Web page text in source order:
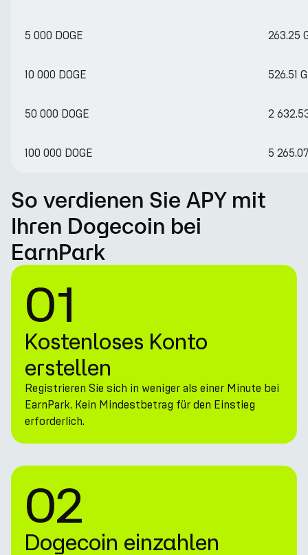
5 000 DOGE 263.25
10 000 DOGE 526.51
50 000 DOGE 2
100 000 DOGE 5
So verdienen Sie APY mit
Ihren Dogecoin bei
EarnPark
01
Kostenloses Konto
erstellen
Registrieren Sie sich in weniger als einer Minute bei
EarnPark. Kein Mindestbetrag für den Einstieg
erforderlich.
02
Dogecoin einzahlen